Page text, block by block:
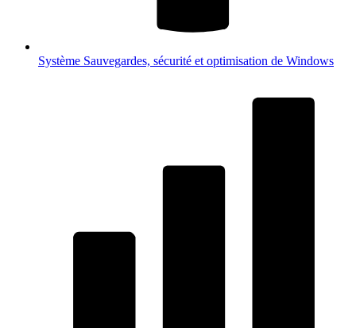
Système Sauvegardes, sécurité et optimisation de Windows